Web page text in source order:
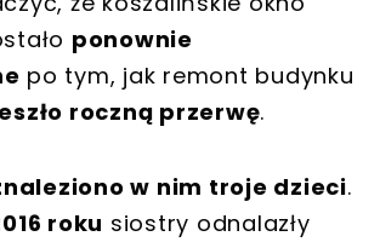
ponownie
po tym, jak remont budynku
roczną przerwę.
w nim troje dzieci.
roku siostry odnalazły